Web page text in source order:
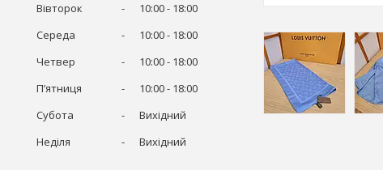
Вівторок
10:00
18:00
Середа
10:00
18:00
Четвер
10:00
18:00
Пʼятниця
10:00
18:00
Субота
Вихідний
Неділя
Вихідний